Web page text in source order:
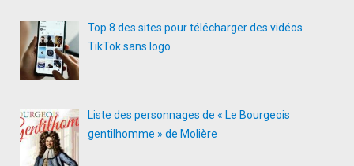
Top 8 des sites pour télécharger des vidéos
TikTok sans logo
Liste des personnages de « Le Bourgeois
gentilhomme » de Molière